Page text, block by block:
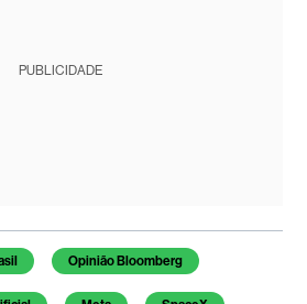
PUBLICIDADE
Opinião Bloomberg